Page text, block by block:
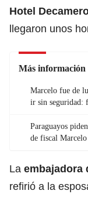
Hotel
llegaron unos
Más información
Marcelo fue de
ir sin seguridad:
Paraguayos
de fiscal Marcelo
La embajadora
refirió a la